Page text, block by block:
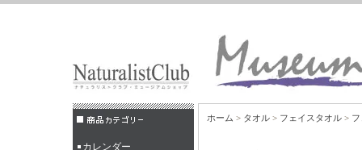
カレンダー
ホーム > タオル > フェイスタオル >